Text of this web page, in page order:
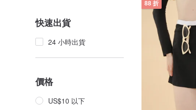
快速出貨
24 小時出貨
價格
US$10 以下
88 折